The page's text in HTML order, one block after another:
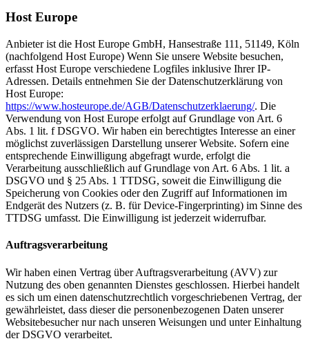
Host Europe
Anbieter ist die Host Europe GmbH, Hansestraße 111, 51149, Köln
(nachfolgend Host Europe) Wenn Sie unsere Website besuchen,
erfasst Host Europe verschiedene Logfiles inklusive Ihrer IP-
Adressen. Details entnehmen Sie der Datenschutzerklärung von
Host Europe:
https://www.hosteurope.de/AGB/Datenschutzerklaerung/. Die
Verwendung von Host Europe erfolgt auf Grundlage von Art. 6
Abs. 1 lit. f DSGVO. Wir haben ein berechtigtes Interesse an einer
möglichst zuverlässigen Darstellung unserer Website. Sofern eine
entsprechende Einwilligung abgefragt wurde, erfolgt die
Verarbeitung ausschließlich auf Grundlage von Art. 6 Abs. 1 lit. a
DSGVO und § 25 Abs. 1 TTDSG, soweit die Einwilligung die
Speicherung von Cookies oder den Zugriff auf Informationen im
Endgerät des Nutzers (z. B. für Device-Fingerprinting) im Sinne des
TTDSG umfasst. Die Einwilligung ist jederzeit widerrufbar.
Auftragsverarbeitung
Wir haben einen Vertrag über Auftragsverarbeitung (AVV) zur
Nutzung des oben genannten Dienstes geschlossen. Hierbei handelt
es sich um einen datenschutzrechtlich vorgeschriebenen Vertrag, der
gewährleistet, dass dieser die personenbezogenen Daten unserer
Websitebesucher nur nach unseren Weisungen und unter Einhaltung
der DSGVO verarbeitet.